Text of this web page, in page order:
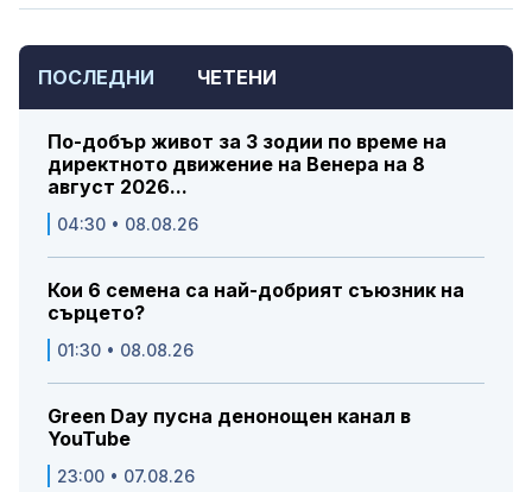
ПОСЛЕДНИ ЧЕТЕНИ
По-добър живот за 3 зодии по време на
директното движение на Венера на 8
август 2026...
04:30 • 08.08.26
Кои 6 семена са най-добрият съюзник на
сърцето?
01:30 • 08.08.26
Green Day пусна денонощен канал в
YouTube
23:00 • 07.08.26